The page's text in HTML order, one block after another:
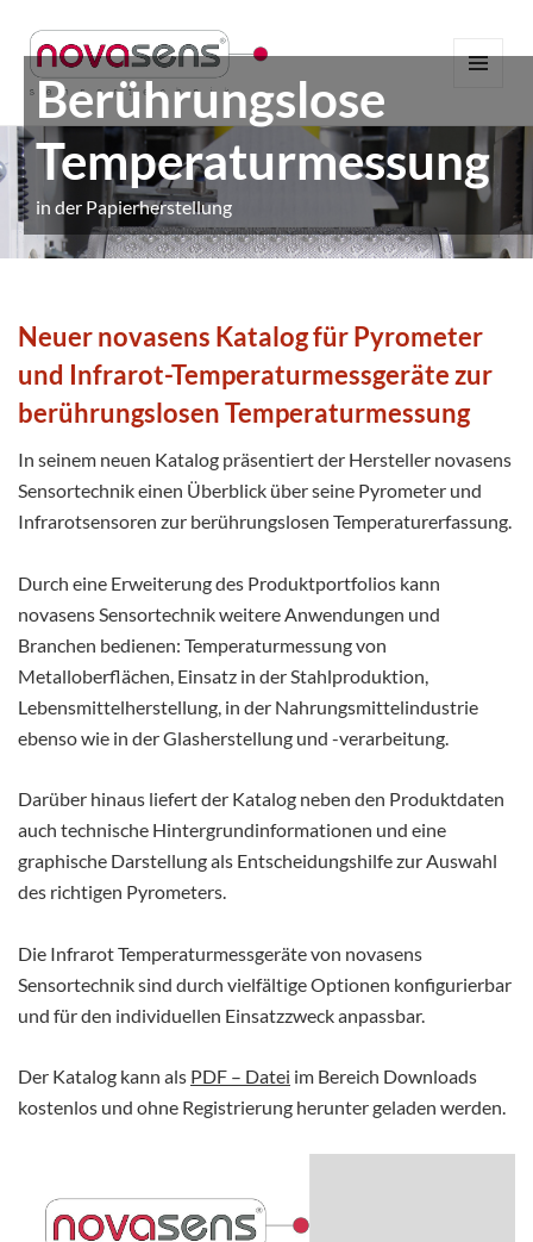
WIDGETS
Berührungslose
Temperaturmessung
in der Papierherstellung
Neuer novasens Katalog für Pyrometer
und Infrarot-Temperaturmessgeräte zur
berührungslosen Temperaturmessung
In seinem neuen Katalog präsentiert der Hersteller novasens
Sensortechnik einen Überblick über seine Pyrometer und
Infrarotsensoren zur berührungslosen Temperaturerfassung.
Durch eine Erweiterung des Produktportfolios kann
novasens Sensortechnik weitere Anwendungen und
Branchen bedienen: Temperaturmessung von
Metalloberflächen, Einsatz in der Stahlproduktion,
Lebensmittelherstellung, in der Nahrungsmittelindustrie
ebenso wie in der Glasherstellung und -verarbeitung.
Darüber hinaus liefert der Katalog neben den Produktdaten
auch technische Hintergrundinformationen und eine
graphische Darstellung als Entscheidungshilfe zur Auswahl
des richtigen Pyrometers.
Die Infrarot Temperaturmessgeräte von novasens
Sensortechnik sind durch vielfältige Optionen konfigurierbar
und für den individuellen Einsatzzweck anpassbar.
Der Katalog kann als PDF – Datei im Bereich Downloads
kostenlos und ohne Registrierung herunter geladen werden.